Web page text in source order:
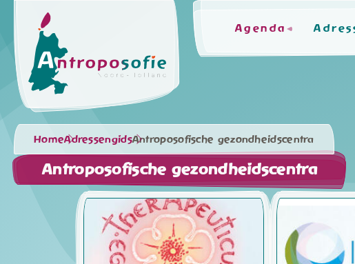
Agenda
HomeAdressengidsAntroposofische gezondheidscentra
Antroposofische gezondheidscentra